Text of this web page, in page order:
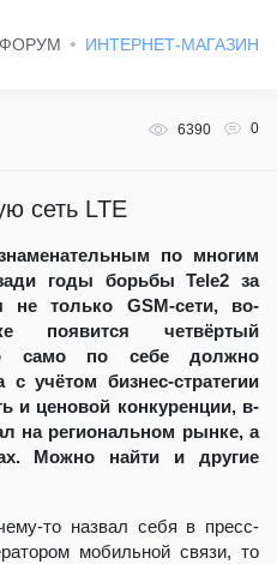
ФОРУМ ИНТЕРНЕТ-МАГАЗИН
6390 0
сеть LTE
по многим
годы борьбы Tele2 за
не только GSM-сети, во-
появится четвёртый
само по себе должно
учётом бизнес-стратегии
и ценовой конкуренции, в-
на региональном рынке, а
Можно найти и другие
то назвал себя в пресс-
мобильной связи, то